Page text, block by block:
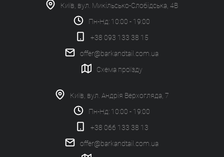
Київ, вул. Микільсько-Слобідська, 4В
Пн-Нд: 10:00 - 19:00
+38 093 133 38 15
offer@barkandtail.com.ua
Схема проїзду
Київ, вул. Андрія Верхогляда, 7
Пн-Нд: 10:00 - 19:00
+38 066 133 38 13
offer@barkandtail.com.ua